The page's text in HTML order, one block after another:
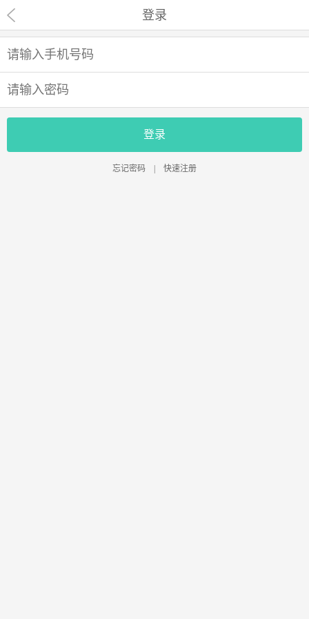
登录
登录
忘记密码 快速注册